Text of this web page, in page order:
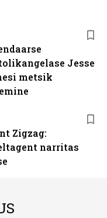
Jesse
metsik
Zigzag:
narritas